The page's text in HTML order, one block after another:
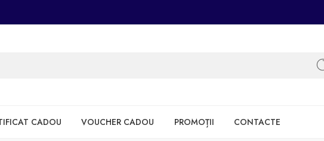
CADOU VOUCHER CADOU PROMOȚII CONTACTE